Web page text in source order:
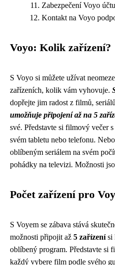
Zabezpečení Voyo účtu
Kontakt na Voyo
Voyo: Kolik zařízení?
S Voyo si můžete užívat
zařízeních, kolik vám vyhovuje.
dopřejte jim radost z filmů,
umožňuje připojení až na 5
své. Představte si filmový večer
svém tabletu nebo telefonu.
oblíbeným seriálem na svém
pohádky na televizi. Možnosti
Počet zařízení pro
S Voyem se zábava stává
možnosti připojit až 5 zařízenísi
oblíbený program. Představte si
každý vybere film podle svého